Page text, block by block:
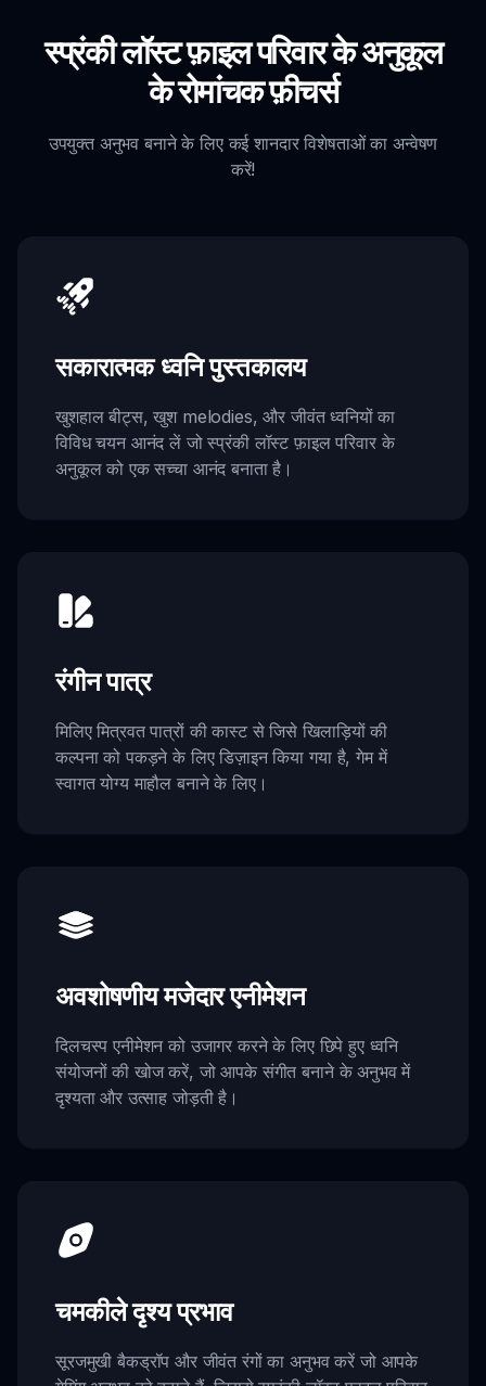
स्प्रंकी लॉस्ट फ़ाइल परिवार के अनुकूल
के रोमांचक फ़ीचर्स
उपयुक्त अनुभव बनाने के लिए कई शानदार विशेषताओं का अन्वेषण
करें!
सकारात्मक ध्वनि पुस्तकालय
खुशहाल बीट्स, खुश melodies, और जीवंत ध्वनियों का
विविध चयन आनंद लें जो स्प्रंकी लॉस्ट फ़ाइल परिवार के
अनुकूल को एक सच्चा आनंद बनाता है।
रंगीन पात्र
मिलिए मित्रवत पात्रों की कास्ट से जिसे खिलाड़ियों की
कल्पना को पकड़ने के लिए डिज़ाइन किया गया है, गेम में
स्वागत योग्य माहौल बनाने के लिए।
अवशोषणीय मजेदार एनीमेशन
दिलचस्प एनीमेशन को उजागर करने के लिए छिपे हुए ध्वनि
संयोजनों की खोज करें, जो आपके संगीत बनाने के अनुभव में
दृश्यता और उत्साह जोड़ती है।
चमकीले दृश्य प्रभाव
सूरजमुखी बैकड्रॉप और जीवंत रंगों का अनुभव करें जो आपके